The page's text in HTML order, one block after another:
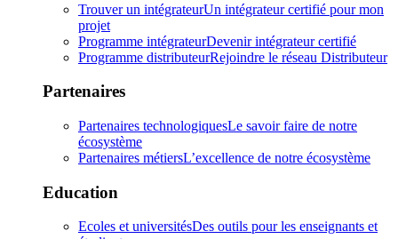
Trouver un intégrateurUn intégrateur certifié pour mon
projet
Programme intégrateurDevenir intégrateur certifié
Programme distributeurRejoindre le réseau Distributeur
Partenaires
Partenaires technologiquesLe savoir faire de notre
écosystème
Partenaires métiersL’excellence de notre écosystème
Education
Ecoles et universitésDes outils pour les enseignants et